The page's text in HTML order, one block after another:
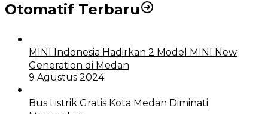
Otomatif Terbaru
MINI Indonesia Hadirkan 2 Model MINI New
Generation di Medan
9 Agustus 2024
Bus Listrik Gratis Kota Medan Diminati